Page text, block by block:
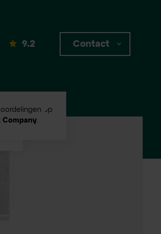
Contact
9.2
op
Company.